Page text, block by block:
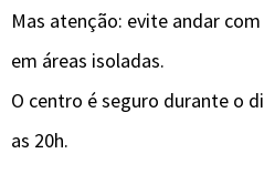
Mas atenção: evite andar
em áreas isoladas.
O centro é seguro durante o
as 20h.